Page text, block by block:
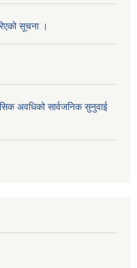
सूचना ।
अवधिको सार्वजनिक सुनुवाई